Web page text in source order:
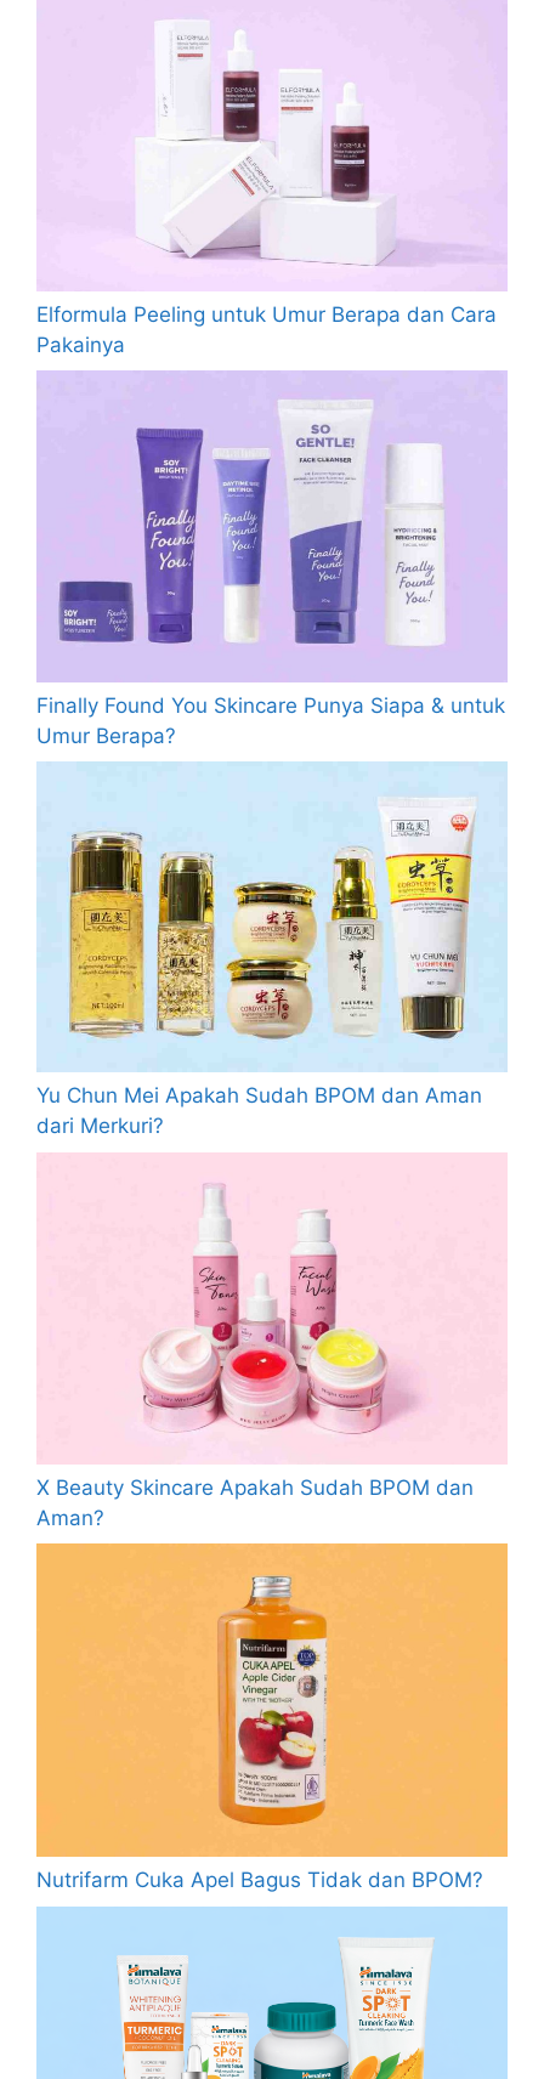
Elformula Peeling untuk Umur Berapa dan Cara
Pakainya
Finally Found You Skincare Punya Siapa & untuk
Umur Berapa?
Yu Chun Mei Apakah Sudah BPOM dan Aman
dari Merkuri?
X Beauty Skincare Apakah Sudah BPOM dan
Aman?
Nutrifarm Cuka Apel Bagus Tidak dan BPOM?